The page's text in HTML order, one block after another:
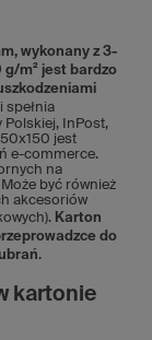
wykonany z 3-
m² jest bardzo
spełnia
Polskiej, InPost,
jest
e-commerce.
na
być również
akcesoriów
Karton
do
.
kartonie